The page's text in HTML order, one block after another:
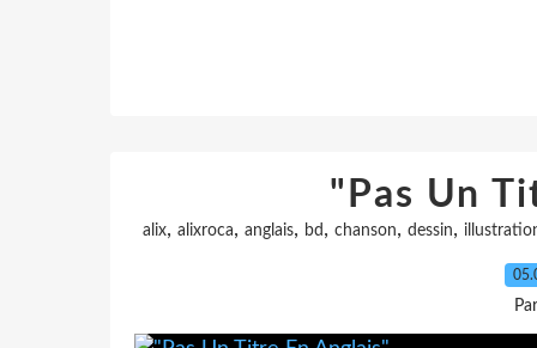
"Pas Un
alix, alixroca, anglais, bd , chanson, dessin,